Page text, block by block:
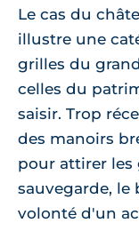
Le cas du
illustre une
grilles du
celles du
saisir. Trop
des manoirs
pour attirer les
sauvegarde, le
volonté d'un